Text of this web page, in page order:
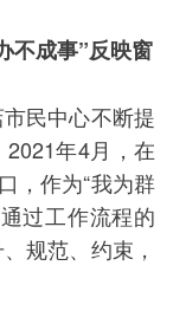
成事”反映窗
民中心不断提
年4月，在
，作为“我为群
过工作流程的
规范、约束，